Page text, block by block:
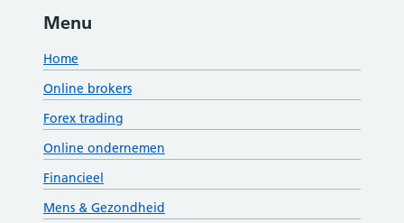
Menu
Home
Online brokers
Forex trading
Online ondernemen
Financieel
Mens & Gezondheid